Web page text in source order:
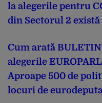
la alegerile pentru
din Sectorul 2
Cum arată
alegerile
Aproape 500 de
locuri de